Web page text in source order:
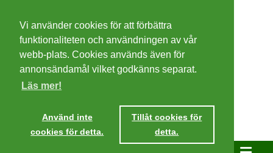
Cookies
Integritetspolicy
Villkor
Vi använder cookies för att förbättra
funktionaliteten och användningen av vår
webb-plats. Cookies används även för
annonsändamål vilket godkänns separat.
Läs mer!
Använd inte
cookies för detta.
Tillåt cookies för
detta.